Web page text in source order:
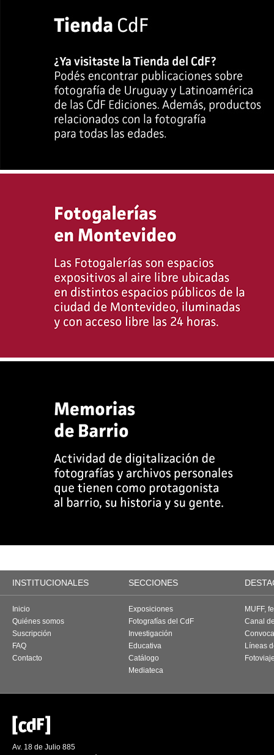
INSTITUCIONALES SECCIONES
Inicio
Quiénes somos
Suscripción
FAQ
Contacto
Exposiciones
Fotografías del CdF
Investigación
Educativa
Catálogo
Mediateca
MUFF,
Canal
Líneas
Av. 18 de Julio 885